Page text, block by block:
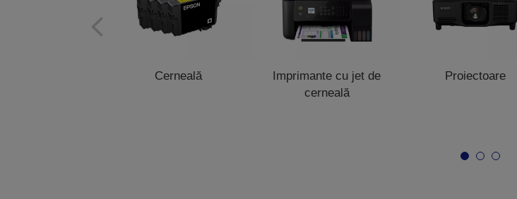
Cerneală
Imprimante cu jet de
cerneală
Proiectoare